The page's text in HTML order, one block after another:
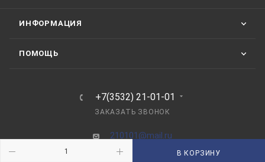
В КОРЗИНУ
ИНФОРМАЦИЯ
ПОМОЩЬ
+7(3532) 21-01-01
ЗАКАЗАТЬ ЗВОНОК
210101@mail.ru